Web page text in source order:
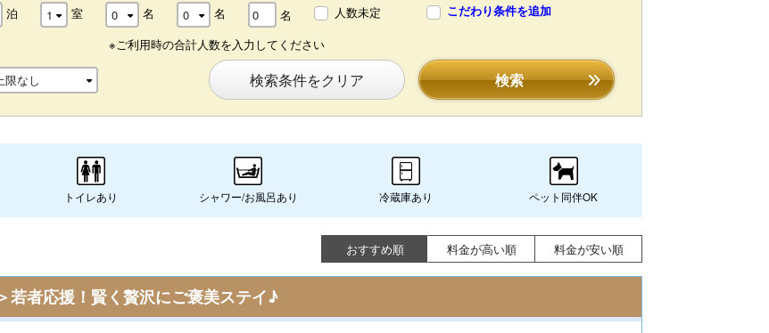
泊
室
名
名
名
人数未定
※ご利用時の合計人数を入力してください
こだわり条件を追加
検索条件をクリア 検索
トイレあり シャワー/お風呂あり 冷蔵庫あり ペット同伴OK
おすすめ順 料金が高い順 料金が安い順
若者応援！賢く贅沢にご褒美ステイ♪